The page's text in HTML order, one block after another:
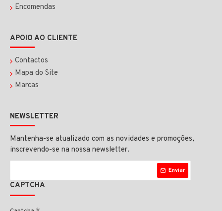
Encomendas
APOIO AO CLIENTE
Contactos
Mapa do Site
Marcas
NEWSLETTER
Mantenha-se atualizado com as novidades e promoções,
inscrevendo-se na nossa newsletter.
Enviar
CAPTCHA